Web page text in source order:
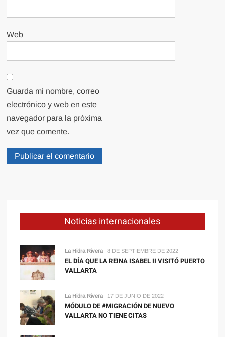
Web
Guarda mi nombre, correo
electrónico y web en este
navegador para la próxima
vez que comente.
Noticias internacionales
La Hidra Rivera 8 DE SEPTIEMBRE DE 2022
EL DÍA QUE LA REINA ISABEL II VISITÓ PUERTO
VALLARTA
La Hidra Rivera 17 DE JUNIO DE 2022
MÓDULO DE #MIGRACIÓN DE NUEVO
VALLARTA NO TIENE CITAS